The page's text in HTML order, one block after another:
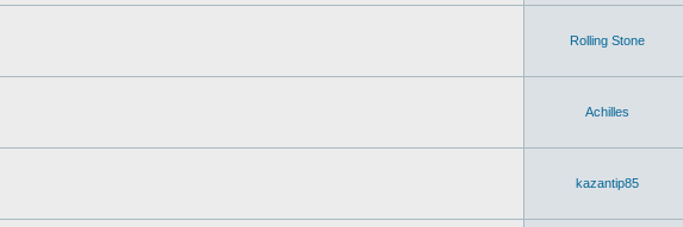
Rolling Stone
Achilles
kazantip85